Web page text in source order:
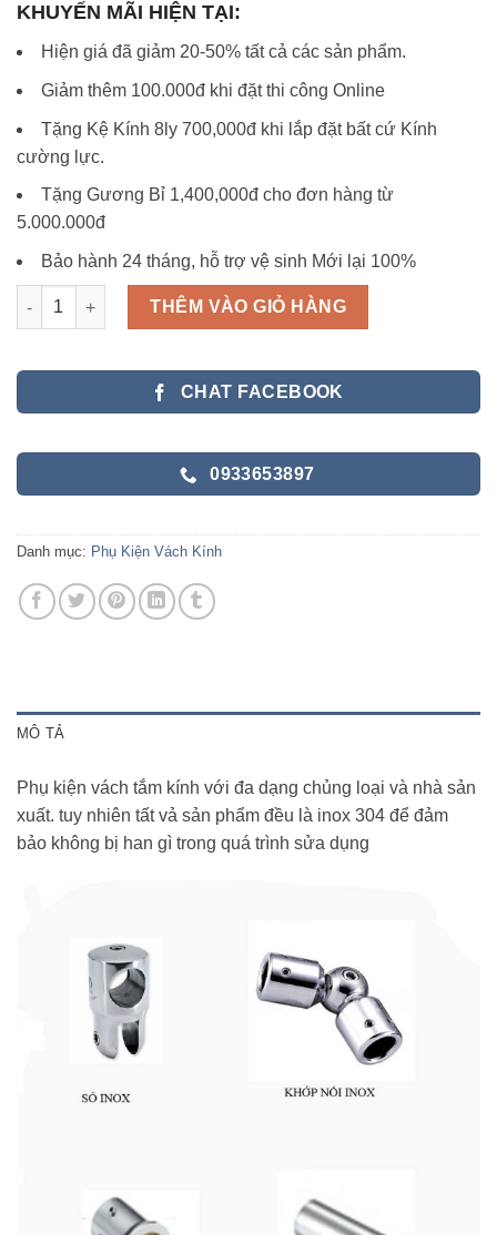
KHUYẾN MÃI HIỆN TẠI:
Hiện giá đã giảm 20-50% tất cả các sản phẩm.
Giảm thêm 100.000đ khi đặt thi công Online
Tặng Kệ Kính 8ly 700,000đ khi lắp đặt bất cứ Kính
cường lực.
Tặng Gương Bỉ 1,400,000đ cho đơn hàng từ
5.000.000đ
Bảo hành 24 tháng, hỗ trợ vệ sinh Mới lại 100%
Phụ Kiện Vách Tắm Kính Cánh Mở Quay số lượng
THÊM VÀO GIỎ HÀNG
CHAT FACEBOOK
0933653897
Danh mục: Phụ Kiện Vách Kính
MÔ TẢ
Phụ kiện vách tắm kính với đa dạng chủng loại và nhà sản
xuất. tuy nhiên tất vả sản phẩm đều là inox 304 để đảm
bảo không bị han gì trong quá trình sửa dụng